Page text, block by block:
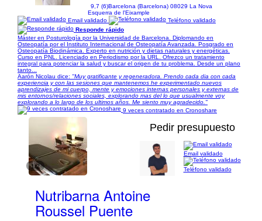
9,7 (6)Barcelona (Barcelona) 08029 La Nova
Esquerra de l'Eixample
Email validado
Teléfono validado
Responde rápido
Máster en Posturología por la Universidad de Barcelona. Diplomando en
Osteopatía por el Instituto Internacional de Osteopatía Avanzada. Posgrado en
Osteopatía Biodinámica. Experto en nutrición y dietas naturales y energéticas.
Curso en PNL. Licenciado en Periodismo por la URL. Ofrezco un tratamiento
integral para potenciar la salud y buscar el origen de tu problema. Desde un plano
tanto...
Aarón Nicolau dice: "Muy gratificante y regeneradora. Prendo cada dia con cada
experiencia y con las sesiones que mantenemos he experimentado nuevos
aprendizajes de mi cuerpo, mente y emociones internas personales y externas de
mis entornos/relaciones sociales, explorando mas del lo que usualmente voy
explorando a lo largo de los ultimos años. Me siento muy agradecido."
9 veces contratado en Cronoshare
1/2
Pedir presupuesto
Nutribarna Antoine
Roussel Puente
Email validado
Teléfono validado